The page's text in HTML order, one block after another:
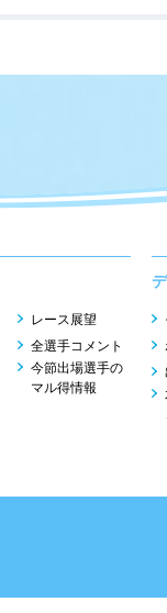
レース展望
全選手コメント
今節出場選手の
マル得情報